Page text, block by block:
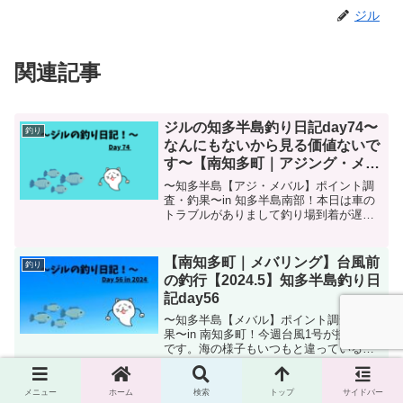
ジル
関連記事
釣り
ジルの知多半島釣り日記day74〜
なんにもないから見る価値ないで
す〜【南知多町｜アジング・メバ
リング】
〜知多半島【アジ・メバル】ポイント調
査・釣果〜in 知多半島南部！本日は車の
トラブルがありまして釣り場到着が遅れ
りでした。
釣り
【南知多町｜メバリング】台風前
の釣行【2024.5】知多半島釣り日
記day56
〜知多半島【メバル】ポイント調査・釣
果〜in 南知多町！今週台風1号が接近予報
です。海の様子もいつもと違っているよ
うに見えました。そんな中メバルは釣れ
るのか？試してみました。
釣り 【2026.4】知多半島メバルプラッ
メニュー ホーム 検索 トップ サイドバー